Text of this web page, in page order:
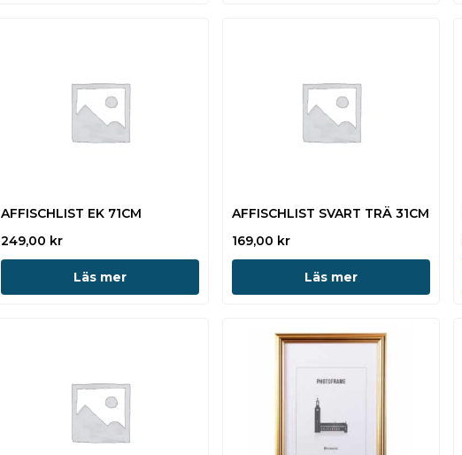
AFFISCHLIST EK 71CM
249,00 kr
Läs mer
AFFISCHLIST SVART TRÄ 31CM
169,00 kr
Läs mer